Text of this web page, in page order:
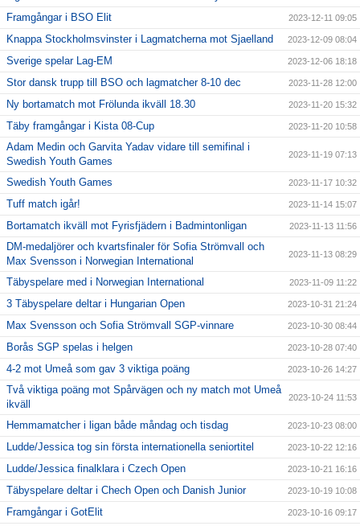
Framgångar i BSO Elit 2023-12-11 09:05
Knappa Stockholmsvinster i Lagmatcherna mot Sjaelland 2023-12-09 08:04
Sverige spelar Lag-EM 2023-12-06 18:18
Stor dansk trupp till BSO och lagmatcher 8-10 dec 2023-11-28 12:00
Ny bortamatch mot Frölunda ikväll 18.30 2023-11-20 15:32
Täby framgångar i Kista 08-Cup 2023-11-20 10:58
Adam Medin och Garvita Yadav vidare till semifinal i
Swedish Youth Games
2023-11-19 07:13
Swedish Youth Games 2023-11-17 10:32
Tuff match igår! 2023-11-14 15:07
Bortamatch ikväll mot Fyrisfjädern i Badmintonligan 2023-11-13 11:56
DM-medaljörer och kvartsfinaler för Sofia Strömvall och
Max Svensson i Norwegian International
2023-11-13 08:29
Täbyspelare med i Norwegian International 2023-11-09 11:22
3 Täbyspelare deltar i Hungarian Open 2023-10-31 21:24
Max Svensson och Sofia Strömvall SGP-vinnare 2023-10-30 08:44
Borås SGP spelas i helgen 2023-10-28 07:40
4-2 mot Umeå som gav 3 viktiga poäng 2023-10-26 14:27
Två viktiga poäng mot Spårvägen och ny match mot Umeå
ikväll
2023-10-24 11:53
Hemmamatcher i ligan både måndag och tisdag 2023-10-23 08:00
Ludde/Jessica tog sin första internationella seniortitel 2023-10-22 12:16
Ludde/Jessica finalklara i Czech Open 2023-10-21 16:16
Täbyspelare deltar i Chech Open och Danish Junior 2023-10-19 10:08
Framgångar i GotElit 2023-10-16 09:17